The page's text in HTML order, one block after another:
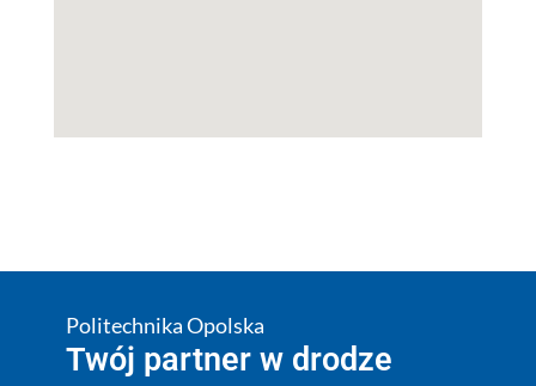
Politechnika Opolska
Twój partner w drodze